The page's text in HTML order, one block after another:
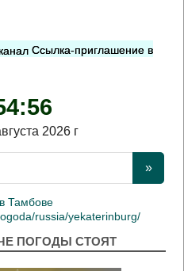
Ссылка-приглашение в
2026 г
Тамбове
russia/yekaterinburg/
ПОГОДЫ СТОЯТ